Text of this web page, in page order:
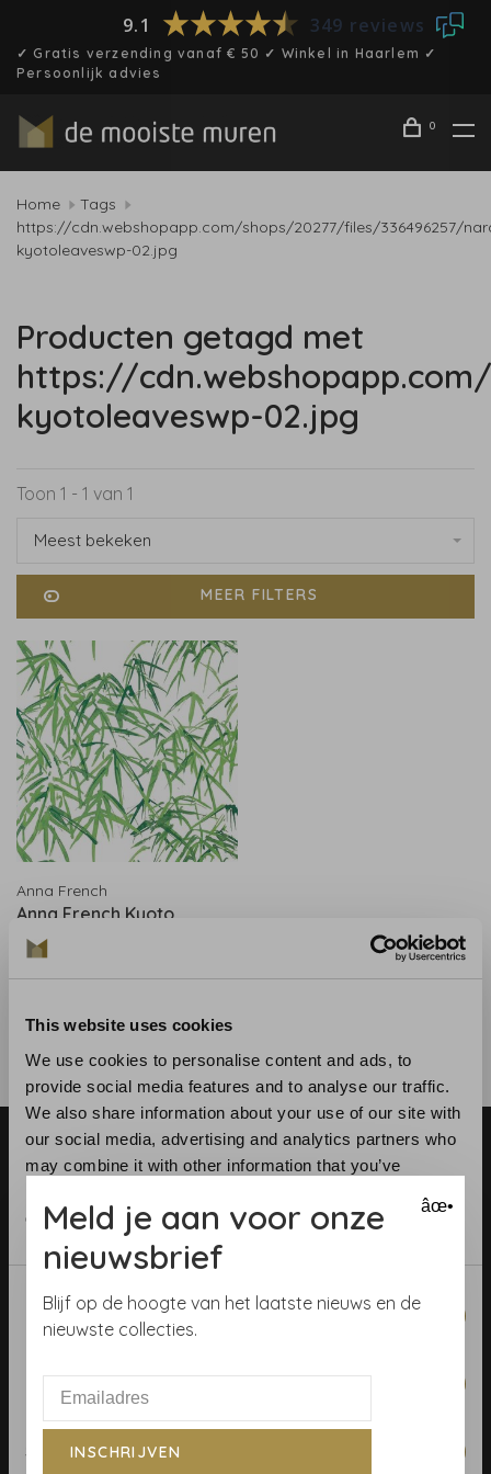
This website uses cookies
We use cookies to personalise content and ads, to
provide social media features and to analyse our traffic.
We also share information about your use of our site with
our social media, advertising and analytics partners who
may combine it with other information that you’ve
of their services.
Consent
Selection
Necessary
Statistics
9.1 349 reviews
✓ Gratis verzending vanaf € 50 ✓ Winkel in Haarlem ✓
Persoonlijk advies
0
Home
Tags
https://cdn.webshopapp.com/shops/20277/files/336496257/
kyotoleaveswp-02.jpg
Producten getagd met
https://
kyotoleaveswp-02.jpg
Toon 1 - 1 van 1
Meest bekeken
MEER FILTERS
Anna French
Anna French Kyoto
Leaves Emerald Green -
AT9869
Telefoon:+31 (0)23 531 90 08
E-mail: info@demooistemuren.nl
Adres:
Zijlstraat 83, Haarlem
Algemene voorwaarden
âœ•
Meld je aan voor onze
nieuwsbrief
Blijf op de hoogte van het laatste nieuws en de
nieuwste collecties.
INSCHRIJVEN